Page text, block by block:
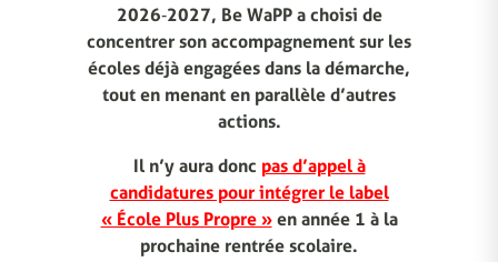
2026‑2027, Be WaPP a choisi de
concentrer son accompagnement sur les
écoles déjà engagées dans la démarche,
tout en menant en parallèle d’autres
actions.
Il n’y aura donc pas d’appel à
candidatures pour intégrer le label
« École Plus Propre »en année 1 à la
prochaine rentrée scolaire.